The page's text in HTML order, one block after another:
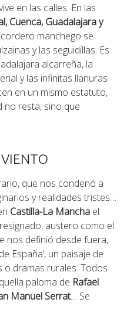
en las calles. En las
Cuenca, Guadalajara y
manchego se
y las seguidillas. Es
alcarreña, la
y las infinitas llanuras
en un mismo estatuto,
no resta, sino que
que nos condenó a
y realidades tristes…
Castilla-La Mancha el
austero como el
nos definió desde fuera,
España’, un paisaje de
dramas rurales. Todos
paloma de Rafael
Manuel Serrat… Se